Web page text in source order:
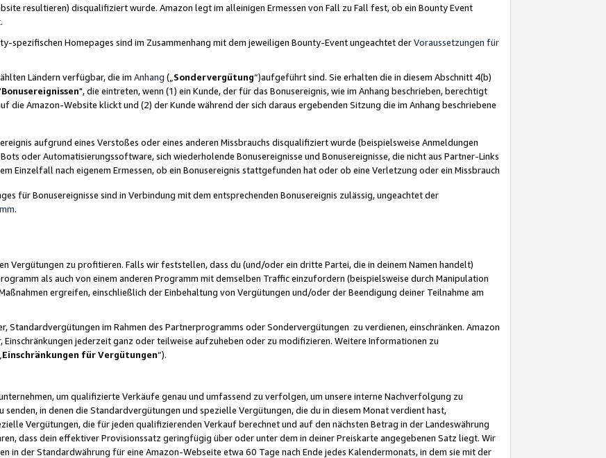
resultieren) disqualifiziert wurde. Amazon legt im alleinigen Ermessen von Fall zu Fall fest, ob ein Bounty Event
spezifischen Homepages sind im Zusammenhang mit dem jeweiligen Bounty-Event ungeachtet derVoraussetzungen für
Ländern verfügbar, die im Anhang („ Sondervergütung“)aufgeführt sind. Sie erhalten die in diesem Abschnitt 4(b)
Bonusereignissen", die eintreten, wenn (1) ein Kunde, der für das Bonusereignis, wie im Anhang beschrieben, berechtigt
die Amazon-Website klickt und (2) der Kunde während der sich daraus ergebenden Sitzung die im Anhang beschriebene
aufgrund eines Verstoßes oder eines anderen Missbrauchs disqualifiziert wurde (beispielsweise Anmeldungen
oder Automatisierungssoftware, sich wiederholende Bonusereignisse und Bonusereignisse, die nicht aus Partner-Links
Einzelfall nach eigenem Ermessen, ob ein Bonusereignis stattgefunden hat oder ob eine Verletzung oder ein Missbrauch
für Bonusereignisse sind in Verbindung mit dem entsprechenden Bonusereignis zulässig, ungeachtet der
.
Vergütungen zu profitieren. Falls wir feststellen, dass du (und/oder ein dritte Partei, die in deinem Namen handelt)
als auch von einem anderen Programm mit demselben Traffic einzufordern (beispielsweise durch Manipulation
ergreifen, einschließlich der Einbehaltung von Vergütungen und/oder der Beendigung deiner Teilnahme am
Standardvergütungen im Rahmen des Partnerprogramms oder Sondervergütungen zu verdienen, einschränken. Amazon
Einschränkungen jederzeit ganz oder teilweise aufzuheben oder zu modifizieren. Weitere Informationen zu
Einschränkungen für Vergütungen“).
um qualifizierte Verkäufe genau und umfassend zu verfolgen, um unsere interne Nachverfolgung zu
in denen die Standardvergütungen und spezielle Vergütungen, die du in diesem Monat verdient hast,
Vergütungen, die für jeden qualifizierenden Verkauf berechnet und auf den nächsten Betrag in der Landeswährung
dass dein effektiver Provisionssatz geringfügig über oder unter dem in deiner Preiskarte angegebenen Satz liegt. Wir
in der Standardwährung für eine Amazon-Webseite etwa 60 Tage nach Ende jedes Kalendermonats, in dem sie mit der